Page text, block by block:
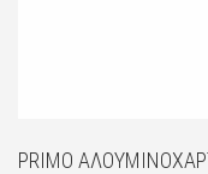
PRIMO